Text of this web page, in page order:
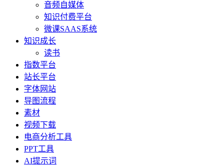
音频自媒体
知识付费平台
微课SAAS系统
知识成长
读书
指数平台
站长平台
字体网站
导图流程
素材
视频下载
电商分析工具
PPT工具
AI提示词